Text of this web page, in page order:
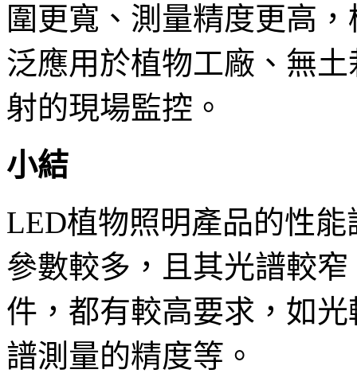
圍更寬、測量精度更高
泛應用於植物工廠、無
射的現場監控。
小結
LED植物照明產品的性
參數較多，且其光譜較
件，都有較高要求，如
譜測量的精度等。